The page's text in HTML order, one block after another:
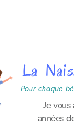
e
La
Pour chaque
Je vous
années